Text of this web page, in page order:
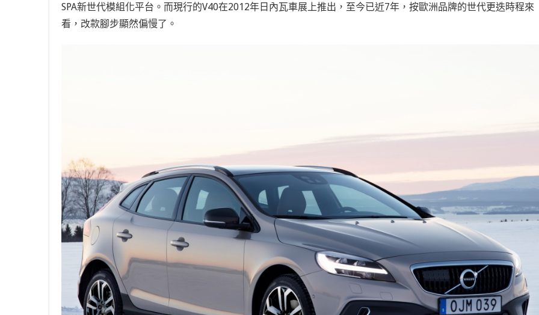
SPA新世代模組化平台。而現行的V40在2012年日內瓦車展上推出，至今已近7年，按歐洲品牌的世代更迭時程來
看，改款腳步顯然偏慢了。